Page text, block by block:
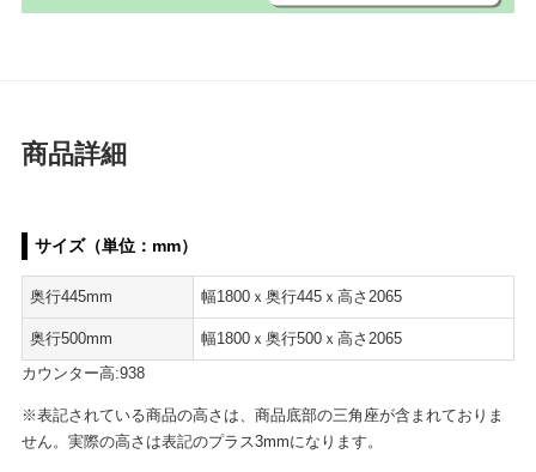
商品詳細
サイズ（単位：mm）
奥行445mm 幅1800ｘ奥行445ｘ高さ2065
奥行500mm
幅1800ｘ奥行500ｘ高さ2065
カウンター高:938
※表記されている商品の高さは、商品底部の三角座が含まれておりま
せん。実際の高さは表記のプラス3mmになります。